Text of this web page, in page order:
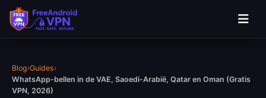
Blog›Guides›
WhatsApp-bellen in de VAE, Saoedi-Arabië, Qatar en Oman (Gratis
VPN, 2026)